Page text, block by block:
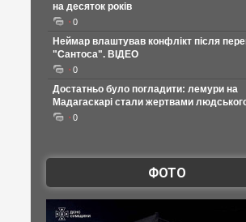
на десяток років
0
Неймар влаштував конфлікт після
"Сантоса". ВІДЕО
0
Достатньо було погладити: лемури на
Мадагаскарі стали жертвами
0
ФОТО